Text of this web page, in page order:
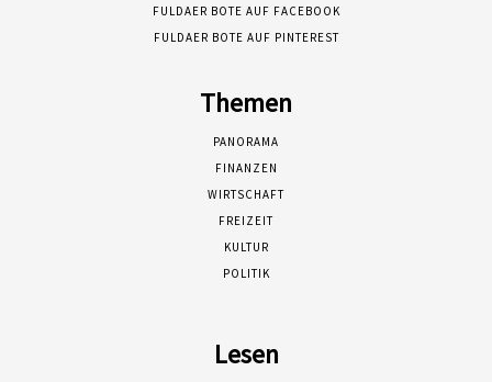
FULDAER BOTE AUF FACEBOOK
FULDAER BOTE AUF PINTEREST
Themen
PANORAMA
FINANZEN
WIRTSCHAFT
FREIZEIT
KULTUR
POLITIK
Lesen